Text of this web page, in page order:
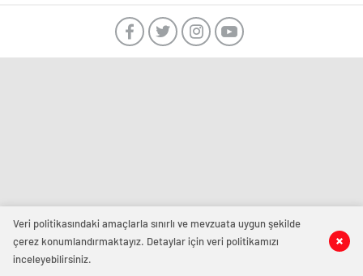
Veri politikasındaki amaçlarla sınırlı ve mevzuata uygun şekilde
çerez konumlandırmaktayız. Detaylar için veri politikamızı
inceleyebilirsiniz.